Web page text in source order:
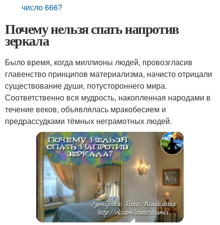
число 666?
Почему нельзя спать напротив
зеркала
Было время, когда миллионы людей, провозгласив
главенство принципов материализма, начисто отрицали
существование души, потустороннего мира.
Соответственно вся мудрость, накопленная народами в
течение веков, объявлялась мракобесием и
предрассудками тёмных неграмотных людей.